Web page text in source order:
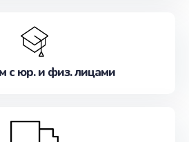
с юр. и физ. лицами